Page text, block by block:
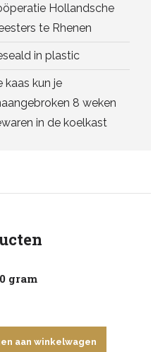
Hollandsche
te Rhenen
in plastic
kaas kun je
8 weken
in de koelkast
gram
aan winkelwagen